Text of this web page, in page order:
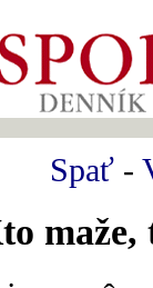
Spať -
maže,